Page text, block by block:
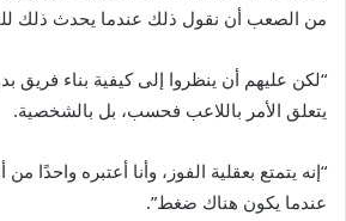
من الصعب أن نقول ذلك عندما يحدث ذلك
“لكن عليهم أن ينظروا إلى كيفية بناء فريق
يتعلق الأمر باللاعب فحسب، بل بالشخصية.
“إنه يتمتع بعقلية الفوز، وأنا أعتبره واحدًا
عندما يكون هناك ضغط”.